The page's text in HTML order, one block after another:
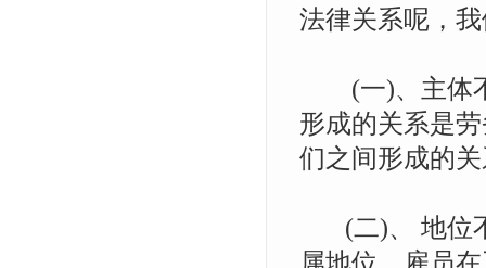
法律关系呢，
(一)、主体不
形成的关系是
们之间形成的
(二)、 地位不
属地位，雇员